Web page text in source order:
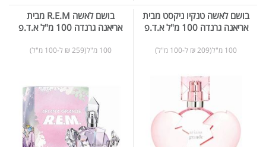
בושם לאשה טנקיו ניקסט מבית
אריאנה גרנדה 100 מ"ל א.ד.פ
100 מ"ל(209 ₪ ל-100 מ"ל)
בושם לאשה R.E.M מבית
אריאנה גרנדה 100 מ"ל א.ד.פ
100 מ"ל(259 ₪ ל-100 מ"ל)